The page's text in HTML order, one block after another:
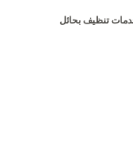
تنظيف بحائل